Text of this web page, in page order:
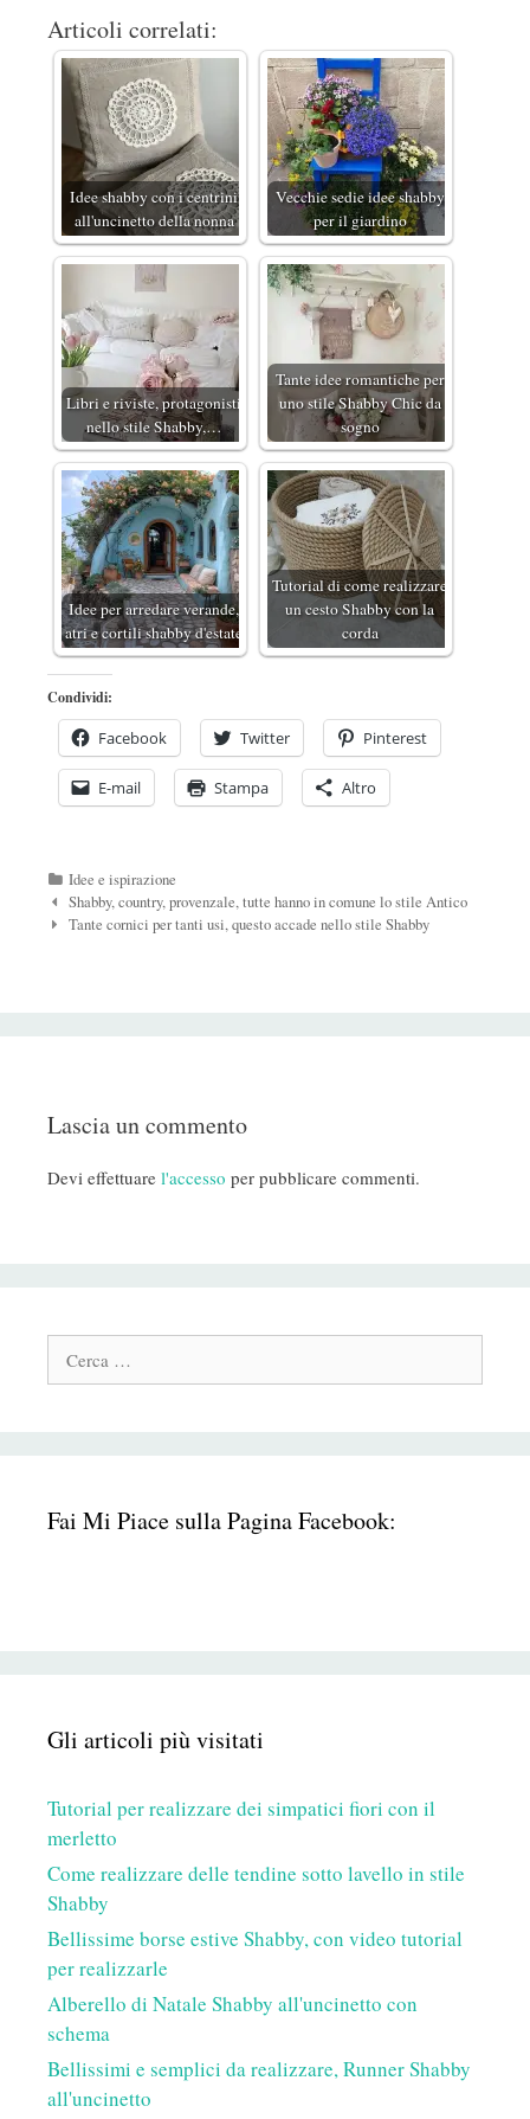
Articoli correlati:
Idee shabby con i centrini
all'uncinetto della nonna
Vecchie sedie idee shabby
per il giardino
Libri e riviste, protagonisti
nello stile Shabby,…
Tante idee romantiche per
uno stile Shabby Chic da
sogno
Idee per arredare verande,
atri e cortili shabby d'estate
Tutorial di come realizzare
un cesto Shabby con la
corda
Condividi:
Facebook Twitter Pinterest
E-mail Stampa Altro
Categorie
Idee e ispirazione
Navigazione
Post
Shabby, country, provenzale, tutte hanno in comune lo stile Antico
Tante cornici per tanti usi, questo accade nello stile Shabby
Lascia un commento
Devi effettuare l'accesso per pubblicare commenti.
Cerca:
Fai Mi Piace sulla Pagina Facebook:
Gli articoli più visitati
Tutorial per realizzare dei simpatici fiori con il
merletto
Come realizzare delle tendine sotto lavello in stile
Shabby
Bellissime borse estive Shabby, con video tutorial
per realizzarle
Alberello di Natale Shabby all'uncinetto con
schema
Bellissimi e semplici da realizzare, Runner Shabby
all'uncinetto